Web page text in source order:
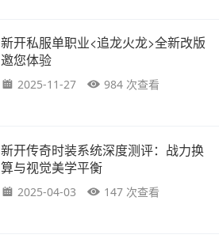
新开私服单职业<追龙火龙>全新改版
邀您体验
2025-11-27 984 次查看
新开传奇时装系统深度测评：战力换
算与视觉美学平衡
2025-04-03 147 次查看